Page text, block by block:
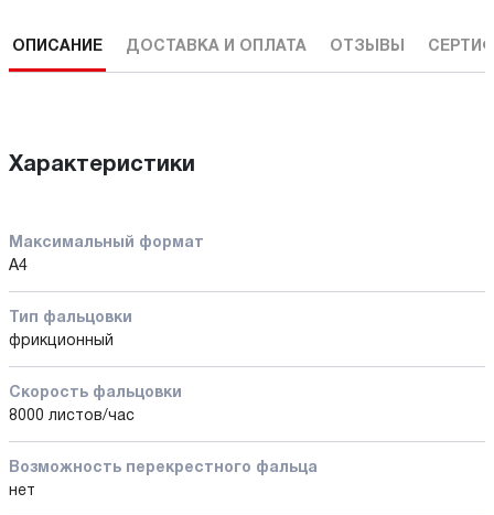
ОПИСАНИЕ ДОСТАВКА И ОПЛАТА ОТЗЫВЫ
Характеристики
Максимальный формат
А4
Тип фальцовки
фрикционный
Скорость фальцовки
8000 листов/час
Возможность перекрестного фальца
нет